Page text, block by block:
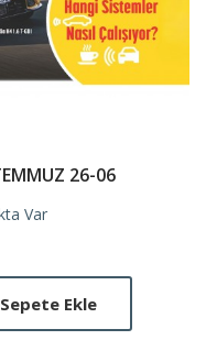
26-06
Var
Sepete Ekle